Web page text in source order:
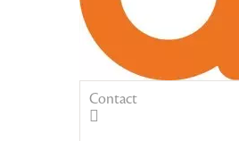
Contact